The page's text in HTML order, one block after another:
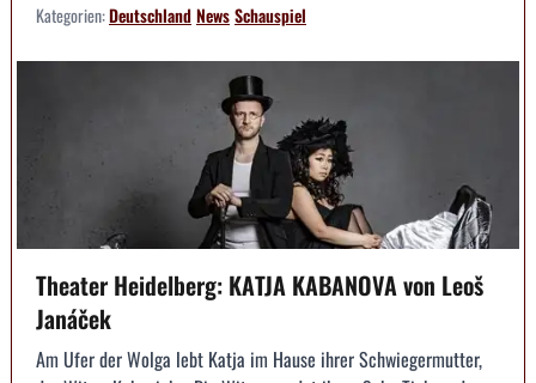
Kategorien:DeutschlandNewsSchauspiel
Theater Heidelberg: KATJA KABANOVA von Leoš
Janáček
Am Ufer der Wolga lebt Katja im Hause ihrer Schwiegermutter,